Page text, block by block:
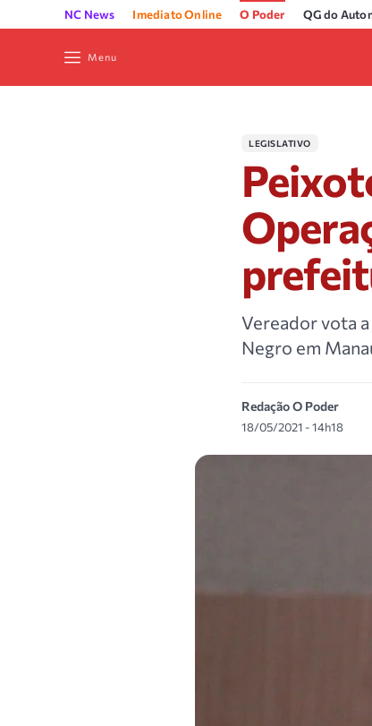
NC News Imediato Online O Poder QG do
Menu
LEGISLATIVO
Vereador vota
Negro em
Redação O Poder
18/05/2021 - 14h18